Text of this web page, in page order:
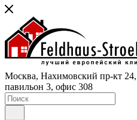
Москва, Нахимовский пр-кт
павильон 3, офис 308